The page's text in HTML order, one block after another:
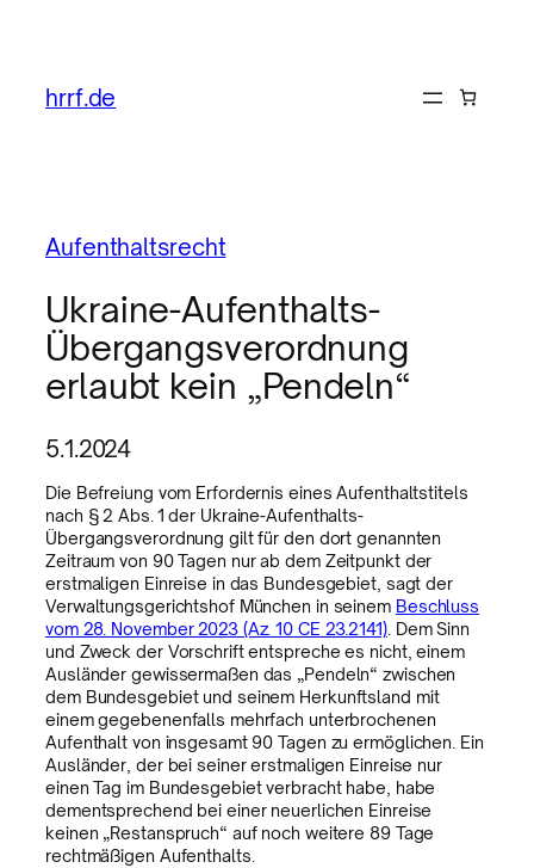
hrrf.de
Aufenthaltsrecht
Ukraine-Aufenthalts-
Übergangsverordnung
erlaubt kein „Pendeln“
5.1.2024
Die Befreiung vom Erfordernis eines Aufenthaltstitels
nach § 2 Abs. 1 der Ukraine-Aufenthalts-
Übergangsverordnung gilt für den dort genannten
Zeitraum von 90 Tagen nur ab dem Zeitpunkt der
erstmaligen Einreise in das Bundesgebiet, sagt der
Verwaltungsgerichtshof München in seinem Beschluss
vom 28. November 2023 (Az. 10 CE 23.2141). Dem Sinn
und Zweck der Vorschrift entspreche es nicht, einem
Ausländer gewissermaßen das „Pendeln“ zwischen
dem Bundesgebiet und seinem Herkunftsland mit
einem gegebenenfalls mehrfach unterbrochenen
Aufenthalt von insgesamt 90 Tagen zu ermöglichen. Ein
Ausländer, der bei seiner erstmaligen Einreise nur
einen Tag im Bundesgebiet verbracht habe, habe
dementsprechend bei einer neuerlichen Einreise
keinen „Restanspruch“ auf noch weitere 89 Tage
rechtmäßigen Aufenthalts.